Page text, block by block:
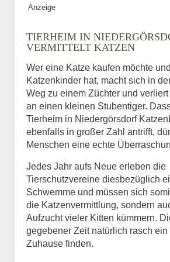
BILD HOCHLADEN
Vermisst seit
Ort des Verschwindens
Anzeige
TIERHEIM IN
VERMITTELT KATZEN
Wer eine Katze kaufen möchte
Katzenkinder hat, macht sich in
Weg zu einem Züchter und
an einen kleinen Stubentiger.
Tierheim in Niedergörsdorf
ebenfalls in großer Zahl antrifft,
Menschen eine echte
Jedes Jahr aufs Neue erleben die
Tierschutzvereine diesbezüglich
Schwemme und müssen sich
die Katzenvermittlung, sondern
Aufzucht vieler Kitten kümmern.
gegebener Zeit natürlich rasch
Zuhause finden.